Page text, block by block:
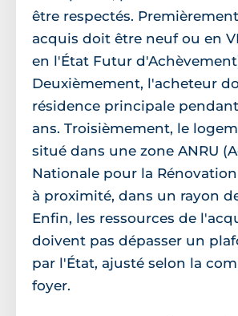
être respectés.
acquis doit être neuf ou en
en l'État Futur
Deuxièmement, l'acheteur
résidence principale
ans. Troisièmement, le
situé dans une zone ANRU
Nationale pour la
à proximité, dans un rayon
Enfin, les ressources de
doivent pas dépasser un
par l'État, ajusté selon la
foyer.